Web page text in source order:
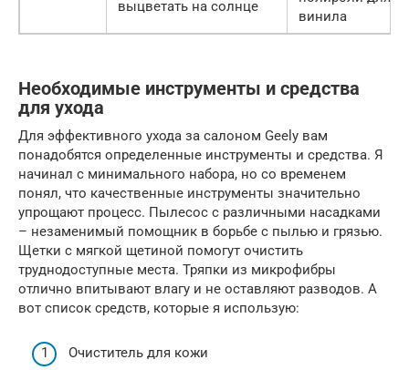
выцветать на солнце
винила
Необходимые инструменты и средства
для ухода
Для эффективного ухода за салоном Geely вам
понадобятся определенные инструменты и средства. Я
начинал с минимального набора, но со временем
понял, что качественные инструменты значительно
упрощают процесс. Пылесос с различными насадками
– незаменимый помощник в борьбе с пылью и грязью.
Щетки с мягкой щетиной помогут очистить
труднодоступные места. Тряпки из микрофибры
отлично впитывают влагу и не оставляют разводов. А
вот список средств, которые я использую:
Очиститель для кожи